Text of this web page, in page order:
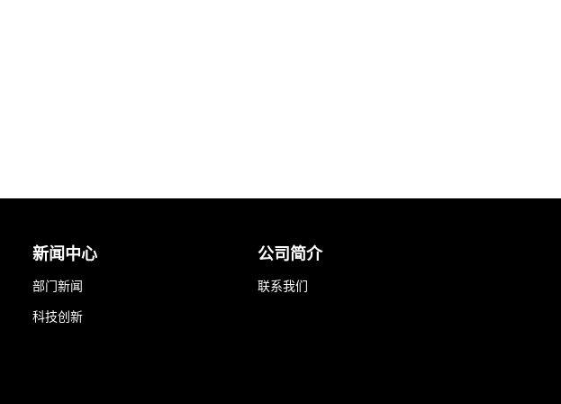
新闻中心
部门新闻
科技创新
公司简介
联系我们